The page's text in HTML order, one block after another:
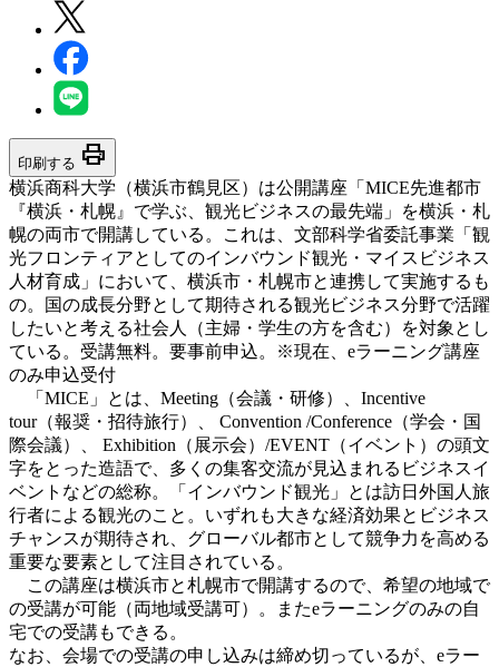
印刷する print
横浜商科大学（横浜市鶴見区）は公開講座「MICE先進都市
『横浜・札幌』で学ぶ、観光ビジネスの最先端」を横浜・札
幌の両市で開講している。これは、文部科学省委託事業「観
光フロンティアとしてのインバウンド観光・マイスビジネス
人材育成」において、横浜市・札幌市と連携して実施するも
の。国の成長分野として期待される観光ビジネス分野で活躍
したいと考える社会人（主婦・学生の方を含む）を対象とし
ている。受講無料。要事前申込。※現在、eラーニング講座
のみ申込受付
「MICE」とは、Meeting（会議・研修）、Incentive
tour（報奨・招待旅行）、 Convention /Conference（学会・国
際会議）、 Exhibition（展示会）/EVENT（イベント）の頭文
字をとった造語で、多くの集客交流が見込まれるビジネスイ
ベントなどの総称。「インバウンド観光」とは訪日外国人旅
行者による観光のこと。いずれも大きな経済効果とビジネス
チャンスが期待され、グローバル都市として競争力を高める
重要な要素として注目されている。
この講座は横浜市と札幌市で開講するので、希望の地域で
の受講が可能（両地域受講可）。またeラーニングのみの自
宅での受講もできる。
なお、会場での受講の申し込みは締め切っているが、eラー